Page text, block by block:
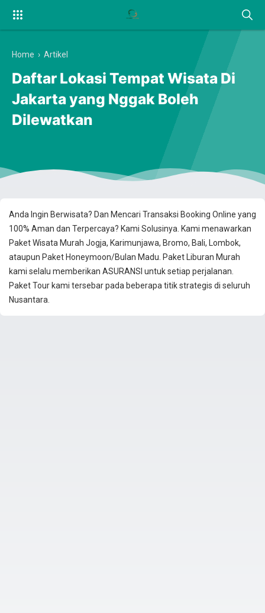
Anda Ingin Berwisata? Dan Mencari Transaksi Booking Online yang
100% Aman dan Terpercaya? Kami Solusinya. Kami menawarkan
Paket Wisata Murah Jogja, Karimunjawa, Bromo, Bali, Lombok,
ataupun Paket Honeymoon/Bulan Madu. Paket Liburan Murah
kami selalu memberikan ASURANSI untuk setiap perjalanan.
Paket Tour kami tersebar pada beberapa titik strategis di seluruh
Nusantara.
Home › Artikel
Daftar Lokasi Tempat Wisata Di
Jakarta yang Nggak Boleh
Dilewatkan